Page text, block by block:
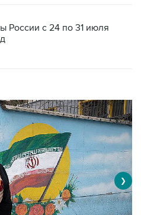
России с 24 по 31 июля
❯